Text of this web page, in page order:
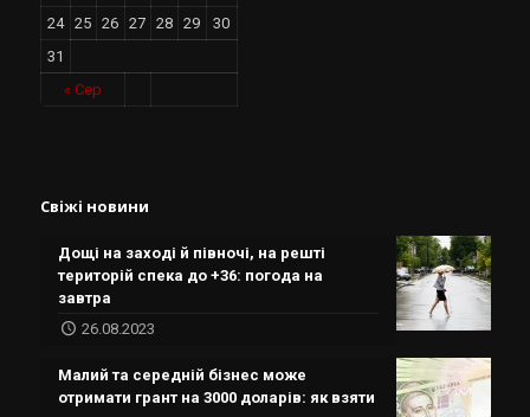
« Сер
24
25 26 27 28 29
30
31
Свіжі новини
Дощі на заході й півночі, на решті
територій спека до +36: погода на
завтра
26.08.2023
Малий та середній бізнес може
отримати грант на 3000 доларів: як взяти